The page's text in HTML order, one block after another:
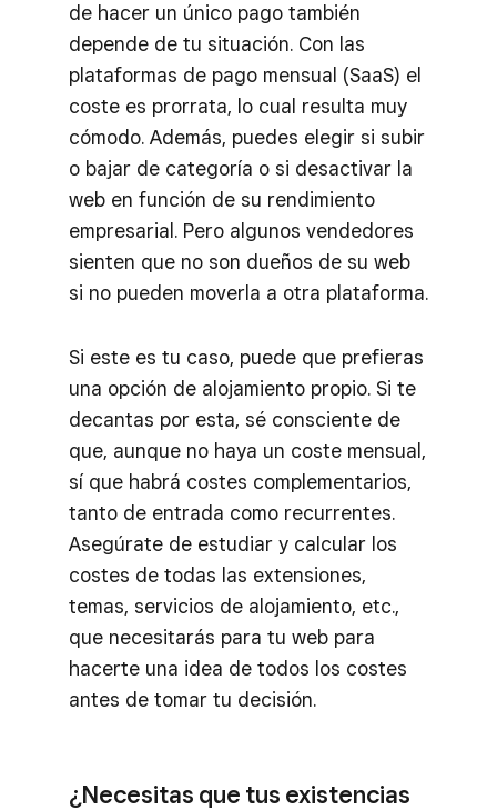
de hacer un único pago también
depende de tu situación. Con las
plataformas de pago mensual (SaaS) el
coste es prorrata, lo cual resulta muy
cómodo. Además, puedes elegir si subir
o bajar de categoría o si desactivar la
web en función de su rendimiento
empresarial. Pero algunos vendedores
sienten que no son dueños de su web
si no pueden moverla a otra plataforma.
Si este es tu caso, puede que prefieras
una opción de alojamiento propio. Si te
decantas por esta, sé consciente de
que, aunque no haya un coste mensual,
sí que habrá costes complementarios,
tanto de entrada como recurrentes.
Asegúrate de estudiar y calcular los
costes de todas las extensiones,
temas, servicios de alojamiento, etc.,
que necesitarás para tu web para
hacerte una idea de todos los costes
antes de tomar tu decisión.
¿Necesitas que tus existencias